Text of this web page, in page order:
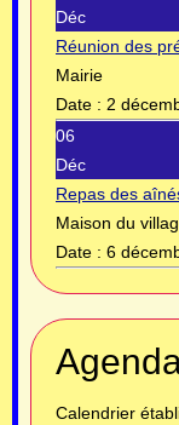
Déc
Réunion des
Mairie
Date : 2
06
Déc
Repas des
Maison du
Date : 6
Calendrier
Année
précédente
précédent
suivante
suivant